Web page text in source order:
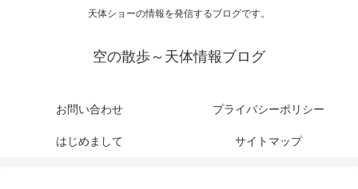
天体ショーの情報を発信するブログです。
空の散歩～天体情報ブログ
お問い合わせ プライバシーポリシー
はじめまして サイトマップ